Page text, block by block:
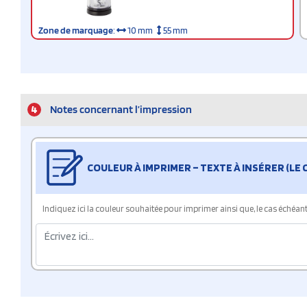
Zone de marquage: 10 mm 55 mm
4 Notes concernant l’impression
COULEUR À IMPRIMER – TEXTE À INSÉRER (LE
Indiquez ici la couleur souhaitée pour imprimer ainsi que, le cas